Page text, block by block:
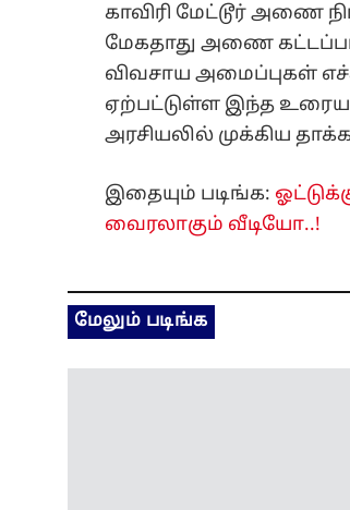
காவிரி மேட்டூர் அணை
மேகதாது அணை
விவசாய அமைப்புகள்
ஏற்பட்டுள்ள இந்த
அரசியலில் முக்கிய
இதையும் படிங்க:
வைரலாகும் வீடியோ..!
மேலும் படிங்க